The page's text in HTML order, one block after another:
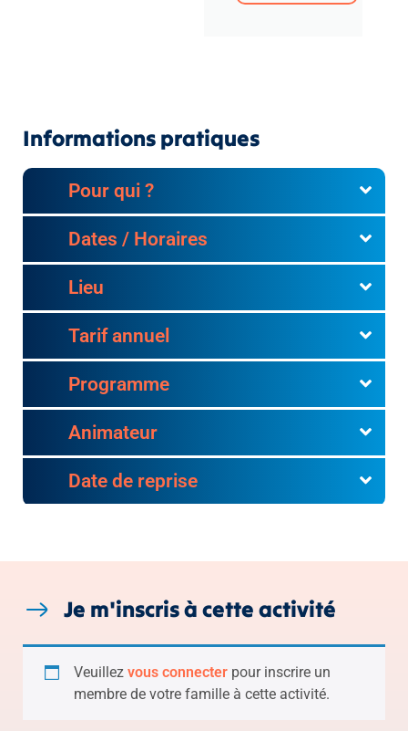
Informations pratiques
Pour qui ?
Dates / Horaires
Lieu
Tarif annuel
Programme
Animateur
Date de reprise
Je m'inscris à cette activité
Veuillez vous connecter pour inscrire un
membre de votre famille à cette activité.